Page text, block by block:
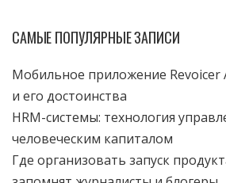
САМЫЕ ПОПУЛЯРНЫЕ ЗАПИСИ
Мобильное приложение Revoicer
и его достоинства
HRM-системы: технология
человеческим капиталом
Где организовать запуск